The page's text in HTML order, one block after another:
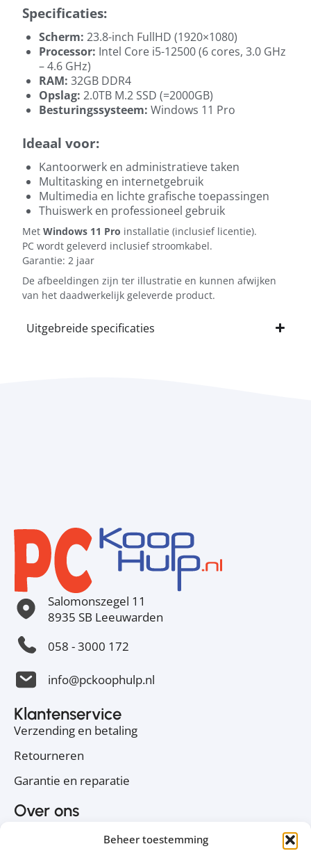
Beheer toestemming
Specificaties:
Scherm: 23.8-inch FullHD (1920×1080)
Processor: Intel Core i5-12500 (6 cores, 3.0 GHz
– 4.6 GHz)
RAM: 32GB DDR4
Opslag: 2.0TB M.2 SSD (=2000GB)
Besturingssysteem: Windows 11 Pro
Ideaal voor:
Kantoorwerk en administratieve taken
Multitasking en internetgebruik
Multimedia en lichte grafische toepassingen
Thuiswerk en professioneel gebruik
Met Windows 11 Pro installatie (inclusief licentie).
PC wordt geleverd inclusief stroomkabel.
Garantie: 2 jaar
De afbeeldingen zijn ter illustratie en kunnen afwijken
van het daadwerkelijk geleverde product.
Uitgebreide specificaties
Salomonszegel 11
8935 SB Leeuwarden
058 - 3000 172
info@pckoophulp.nl
Klantenservice
Verzending en betaling
Retourneren
Garantie en reparatie
Over ons